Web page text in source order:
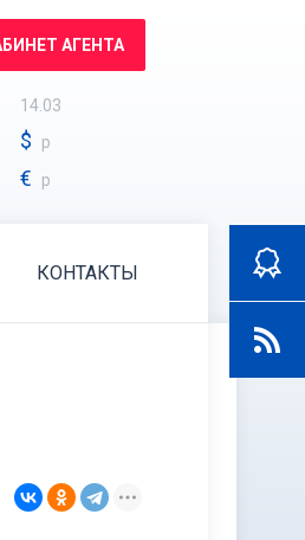
АГЕНТА
14.03
$ р
€ р
КОНТАКТЫ